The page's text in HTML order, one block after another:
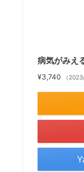
病気がみえ
¥3,740 （